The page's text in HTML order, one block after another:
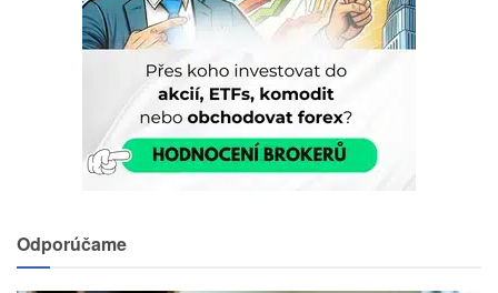
Odporúčame